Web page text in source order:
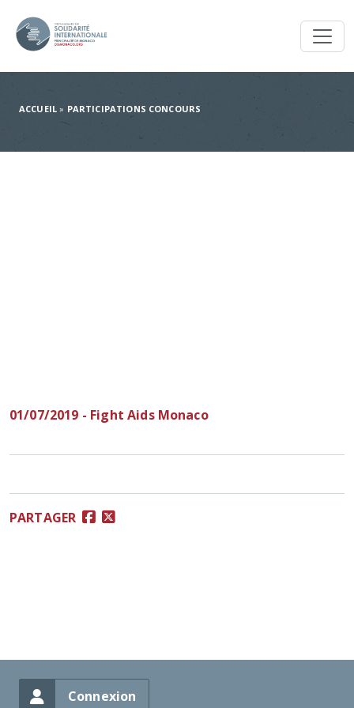
ACCUEIL » PARTICIPATIONS CONCOURS
01/07/2019 - Fight Aids Monaco
PARTAGER
Connexion